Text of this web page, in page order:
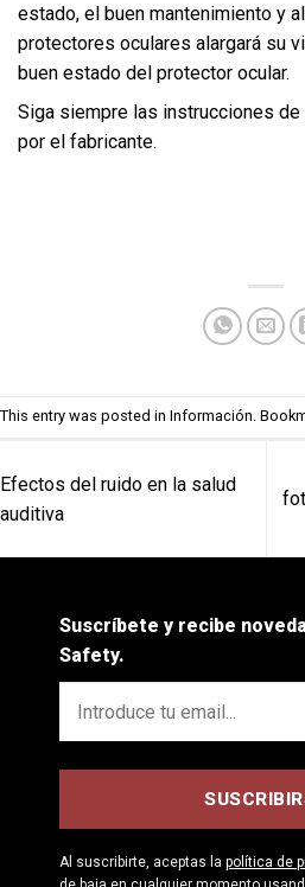
estado, el buen mantenimiento y
protectores oculares alargará su
buen estado del protector ocular.
Siga siempre las instrucciones
por el fabricante.
This entry was posted in Información.
Efectos del ruido en la salud
auditiva
Suscríbete y recibe
Safety.
Al suscribirte, aceptas la política de